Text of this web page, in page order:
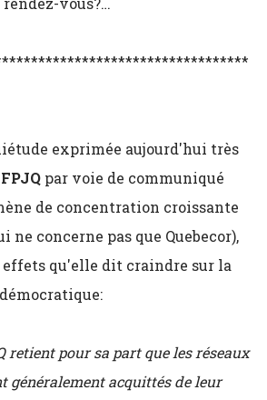
exprimée aujourd'hui très
FPJQ par voie de communiqué
de concentration croissante
ne concerne pas que Quebecor),
effets qu'elle dit craindre sur la
retient pour sa part que les réseaux
généralement acquittés de leur